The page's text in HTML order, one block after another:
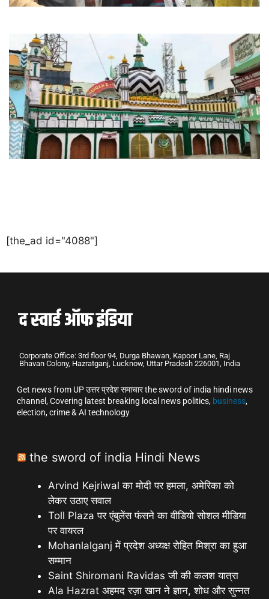
[the_ad id="4088"]
Corporate Office: 3rd floor 94, Durga Bhawan, Kapoor Lane, Raj
Bhavan Colony, Hazratganj, Lucknow, Uttar Pradesh 226001, India
Get news from UP उत्तर प्रदेश समाचार the sword of india hindi news
channel, Covering latest breaking local news politics, business,
election, crime & AI technology
the sword of india Hindi News
Arvind Kejriwal का मोदी पर हमला, अमेरिका को
लेकर उठाए सवाल
Toll Plaza पर एंबुलेंस फंसने का वीडियो सोशल मीडिया
पर वायरल
Mohanlalganj में प्रदेश अध्यक्ष रोहित मिश्रा का हुआ
सम्मान
Saint Shiromani Ravidas जी की कलश यात्रा
Ala Hazrat अहमद रज़ा खान ने ज्ञान, शोध और सुन्नत